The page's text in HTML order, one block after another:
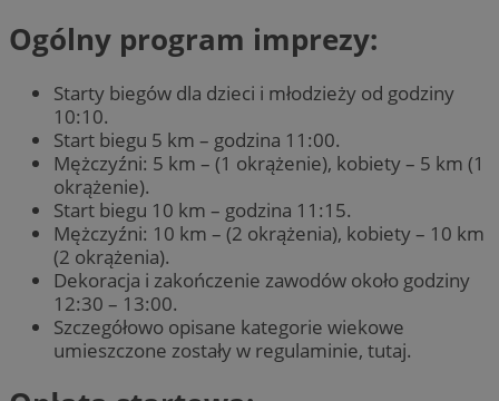
Ogólny program imprezy:
Starty biegów dla dzieci i młodzieży od godziny
10:10.
Start biegu 5 km – godzina 11:00.
Mężczyźni: 5 km – (1 okrążenie), kobiety – 5 km (1
okrążenie).
Start biegu 10 km – godzina 11:15.
Mężczyźni: 10 km – (2 okrążenia), kobiety – 10 km
(2 okrążenia).
Dekoracja i zakończenie zawodów około godziny
12:30 – 13:00.
Szczegółowo opisane kategorie wiekowe
umieszczone zostały w regulaminie, tutaj.